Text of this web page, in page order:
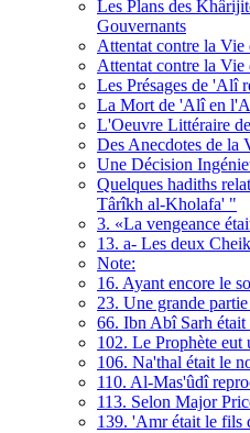
Les Plans des
Gouvernants
Attentat contre la
Attentat contre la
Les Présages de 'Alî
La Mort de 'Alî en
L'Oeuvre Littéraire
Des Anecdotes de la
Une Décision
Quelques hadiths
Târîkh al-Kholafa' "
3. «La vengeance
13. a- Les deux
Note:
16. Ayant encore le
23. Une grande
66. Ibn Abî Sarh était
102. Le Prophète eut
106. Na'thal était le
110. Al-Mas'ûdî
113. Selon Major
139. 'Amr était le fils